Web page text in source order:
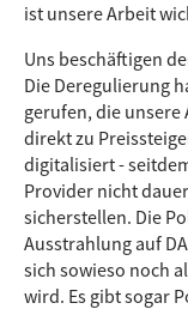
ist unsere Arbeit
Uns beschäftigen
Die Deregulierung
gerufen, die
direkt zu
digitalisiert -
Provider nicht
sicherstellen. Die
Ausstrahlung auf
sich sowieso noch
wird. Es gibt sogar